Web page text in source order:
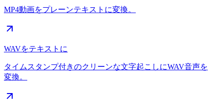
MP4動画をプレーンテキストに変換。
WAVをテキストに
タイムスタンプ付きのクリーンな文字起こしにWAV音声を
変換。